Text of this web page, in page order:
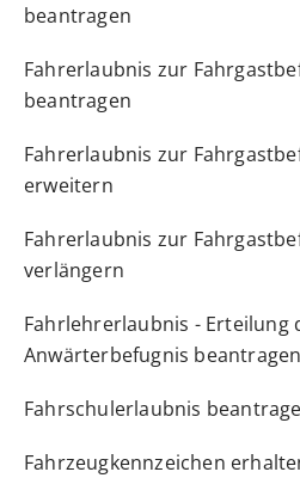
beantragen
Fahrerlaubnis zur
beantragen
Fahrerlaubnis zur
erweitern
Fahrerlaubnis zur
verlängern
Fahrlehrerlaubnis - Erteilung
Anwärterbefugnis beantragen
Fahrschulerlaubnis
Fahrzeugkennzeichen